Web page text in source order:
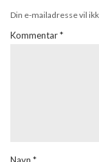
Din e-mailadresse vil
Kommentar*